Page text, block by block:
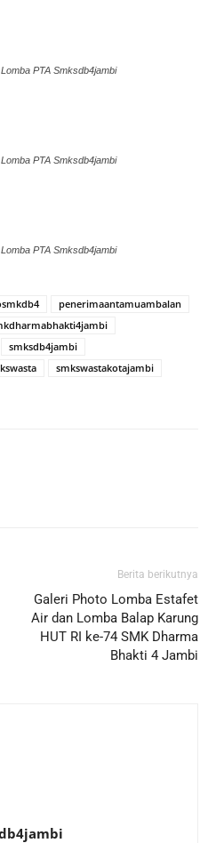
PTA Smksdb4jambi
PTA Smksdb4jambi
PTA Smksdb4jambi
penerimaantamuambalan
smksdb4jambi
smkswastakotajambi
Berita berikutnya
Galeri Photo Lomba Estafet
Air dan Lomba Balap Karung
HUT RI ke-74 SMK Dharma
Bhakti 4 Jambi